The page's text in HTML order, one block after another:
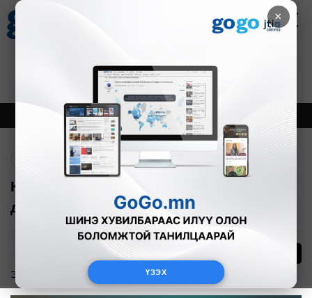
×
ҮЗЭХ
Зурхай
8.07
Онцлох Шинэ
Коронагийн эсрэг төрийн бодлого үр
дүнтэй байна уу?
Эдийн засаг 2020-03-27